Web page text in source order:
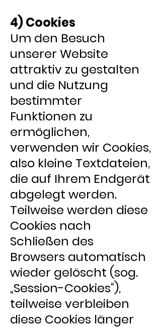
4) Cookies
Um den Besuch
unserer Website
attraktiv zu gestalten
und die Nutzung
bestimmter
Funktionen zu
ermöglichen,
verwenden wir Cookies,
also kleine Textdateien,
die auf Ihrem Endgerät
abgelegt werden.
Teilweise werden diese
Cookies nach
Schließen des
Browsers automatisch
wieder gelöscht (sog.
„Session-Cookies“),
teilweise verbleiben
diese Cookies länger